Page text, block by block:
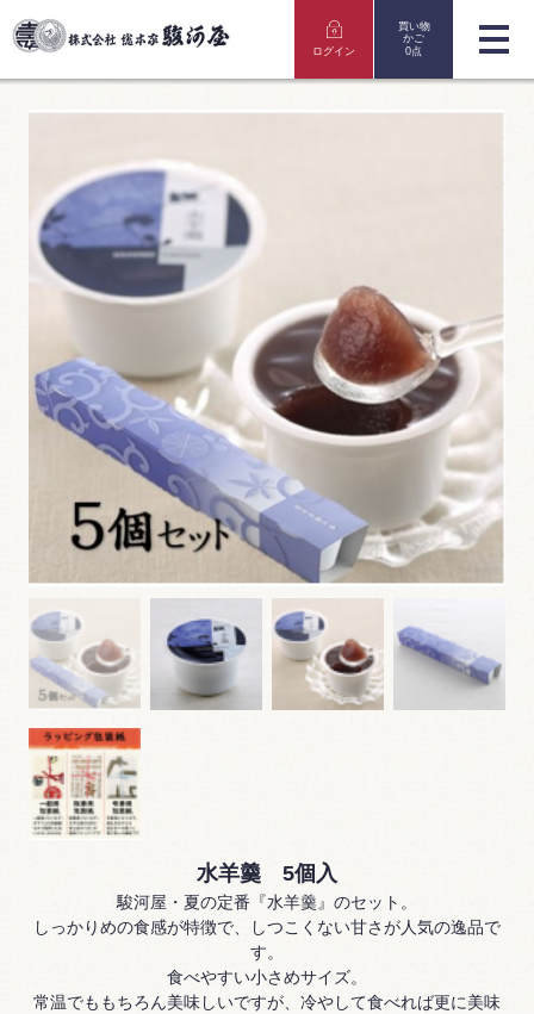
ログイン
買い物
かご
0点
水羊羹 5個入
駿河屋・夏の定番『水羊羹』のセット。
しっかりめの食感が特徴で、しつこくない甘さが人気の逸品で
す。
食べやすい小さめサイズ。
常温でももちろん美味しいですが、冷やして食べれば更に美味